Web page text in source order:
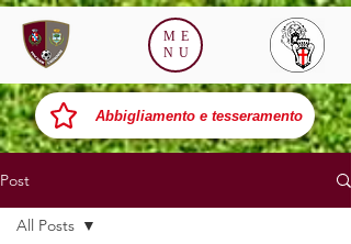
ME
NU
Abbigliamento e tesseramento
Post
All Posts